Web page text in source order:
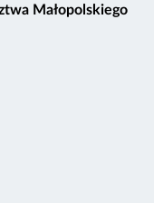
Małopolskiego